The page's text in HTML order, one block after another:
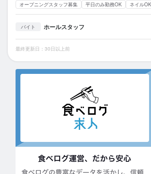
オープニングスタッフ募集 平日のみ勤務OK ネイルOK
バイト ホールスタッフ
最終更新日：30日以上前